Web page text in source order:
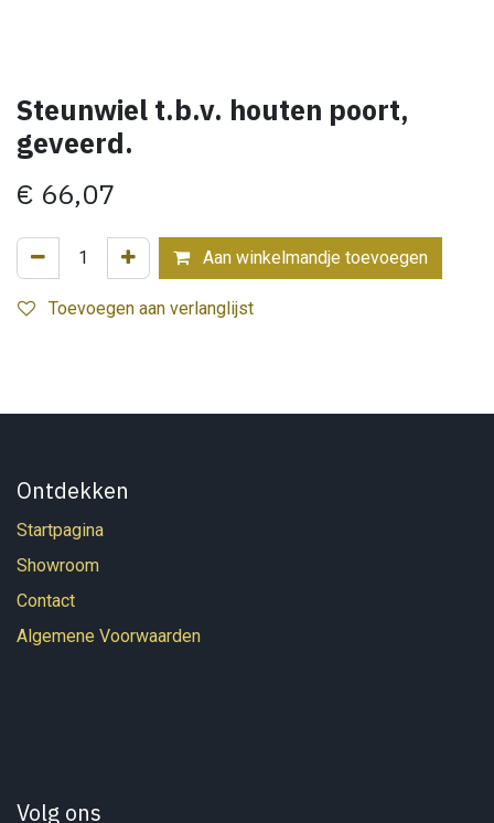
Steunwiel t.b.v. houten poort,
geveerd.
€ 66,07
Aan winkelmandje toevoegen
Toevoegen aan verlanglijst
Ontdekken
Startpagina
Showroom
Contact
Algemene Voorwaarden
Volg ons